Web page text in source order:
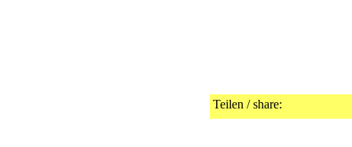
Teilen / share: